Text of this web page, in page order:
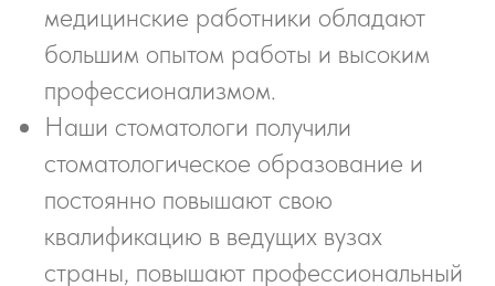
медицинские работники обладают
большим опытом работы и высоким
профессионализмом.
Наши стоматологи получили
стоматологическое образование и
постоянно повышают свою
квалификацию в ведущих вузах
страны, повышают профессиональный